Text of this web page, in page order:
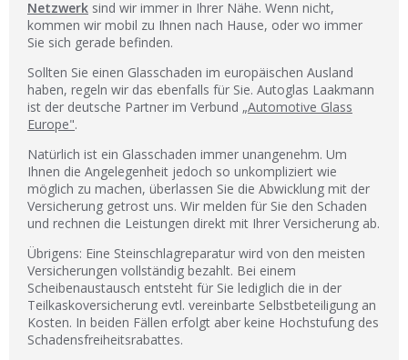
Netzwerk sind wir immer in Ihrer Nähe. Wenn nicht,
kommen wir mobil zu Ihnen nach Hause, oder wo immer
Sie sich gerade befinden.
Sollten Sie einen Glasschaden im europäischen Ausland
haben, regeln wir das ebenfalls für Sie. Autoglas Laakmann
ist der deutsche Partner im Verbund „Automotive Glass
Europe".
Natürlich ist ein Glasschaden immer unangenehm. Um
Ihnen die Angelegenheit jedoch so unkompliziert wie
möglich zu machen, überlassen Sie die Abwicklung mit der
Versicherung getrost uns. Wir melden für Sie den Schaden
und rechnen die Leistungen direkt mit Ihrer Versicherung ab.
Übrigens: Eine Steinschlagreparatur wird von den meisten
Versicherungen vollständig bezahlt. Bei einem
Scheibenaustausch entsteht für Sie lediglich die in der
Teilkaskoversicherung evtl. vereinbarte Selbstbeteiligung an
Kosten. In beiden Fällen erfolgt aber keine Hochstufung des
Schadensfreiheitsrabattes.